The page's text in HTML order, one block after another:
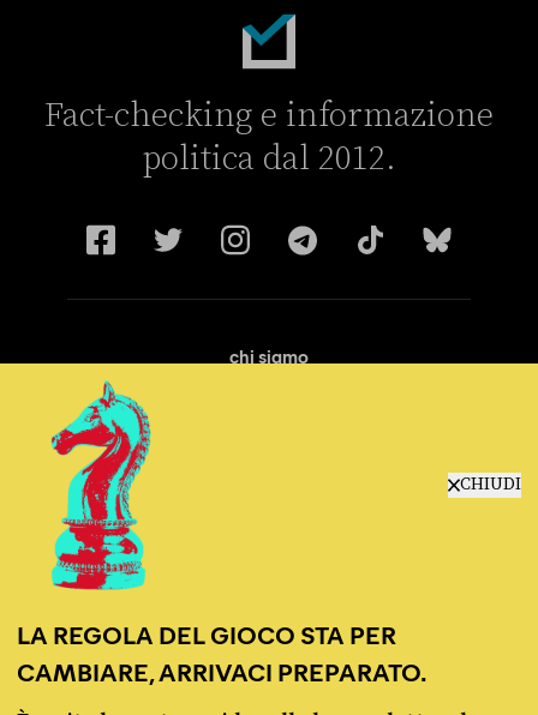
CHIUDI
LA REGOLA DEL GIOCO STA PER
CAMBIARE, ARRIVACI PREPARATO.
Fact-checking e informazione
politica dal 2012.
chi siamo